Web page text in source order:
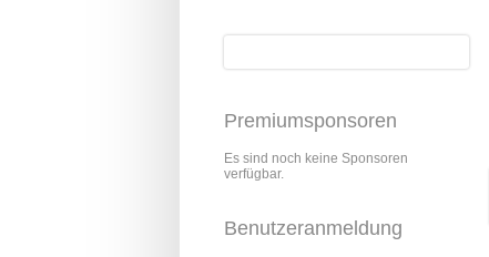
Suche
Premiumsponsoren
Es sind noch keine Sponsoren
verfügbar.
Benutzeranmeldung